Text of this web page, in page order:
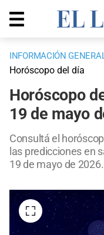
INFORMACIÓN
Horóscopo del día
Horóscopo
19 de mayo
Consultá el
las predicciones en
19 de mayo de 2026.